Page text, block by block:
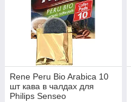
Rene Peru Bio Arabica 10
шт кава в чалдах для
Philips Senseo